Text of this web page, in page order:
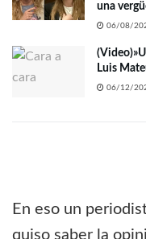
una
06/08/
Luis
06/12/
En eso un
quiso saber la